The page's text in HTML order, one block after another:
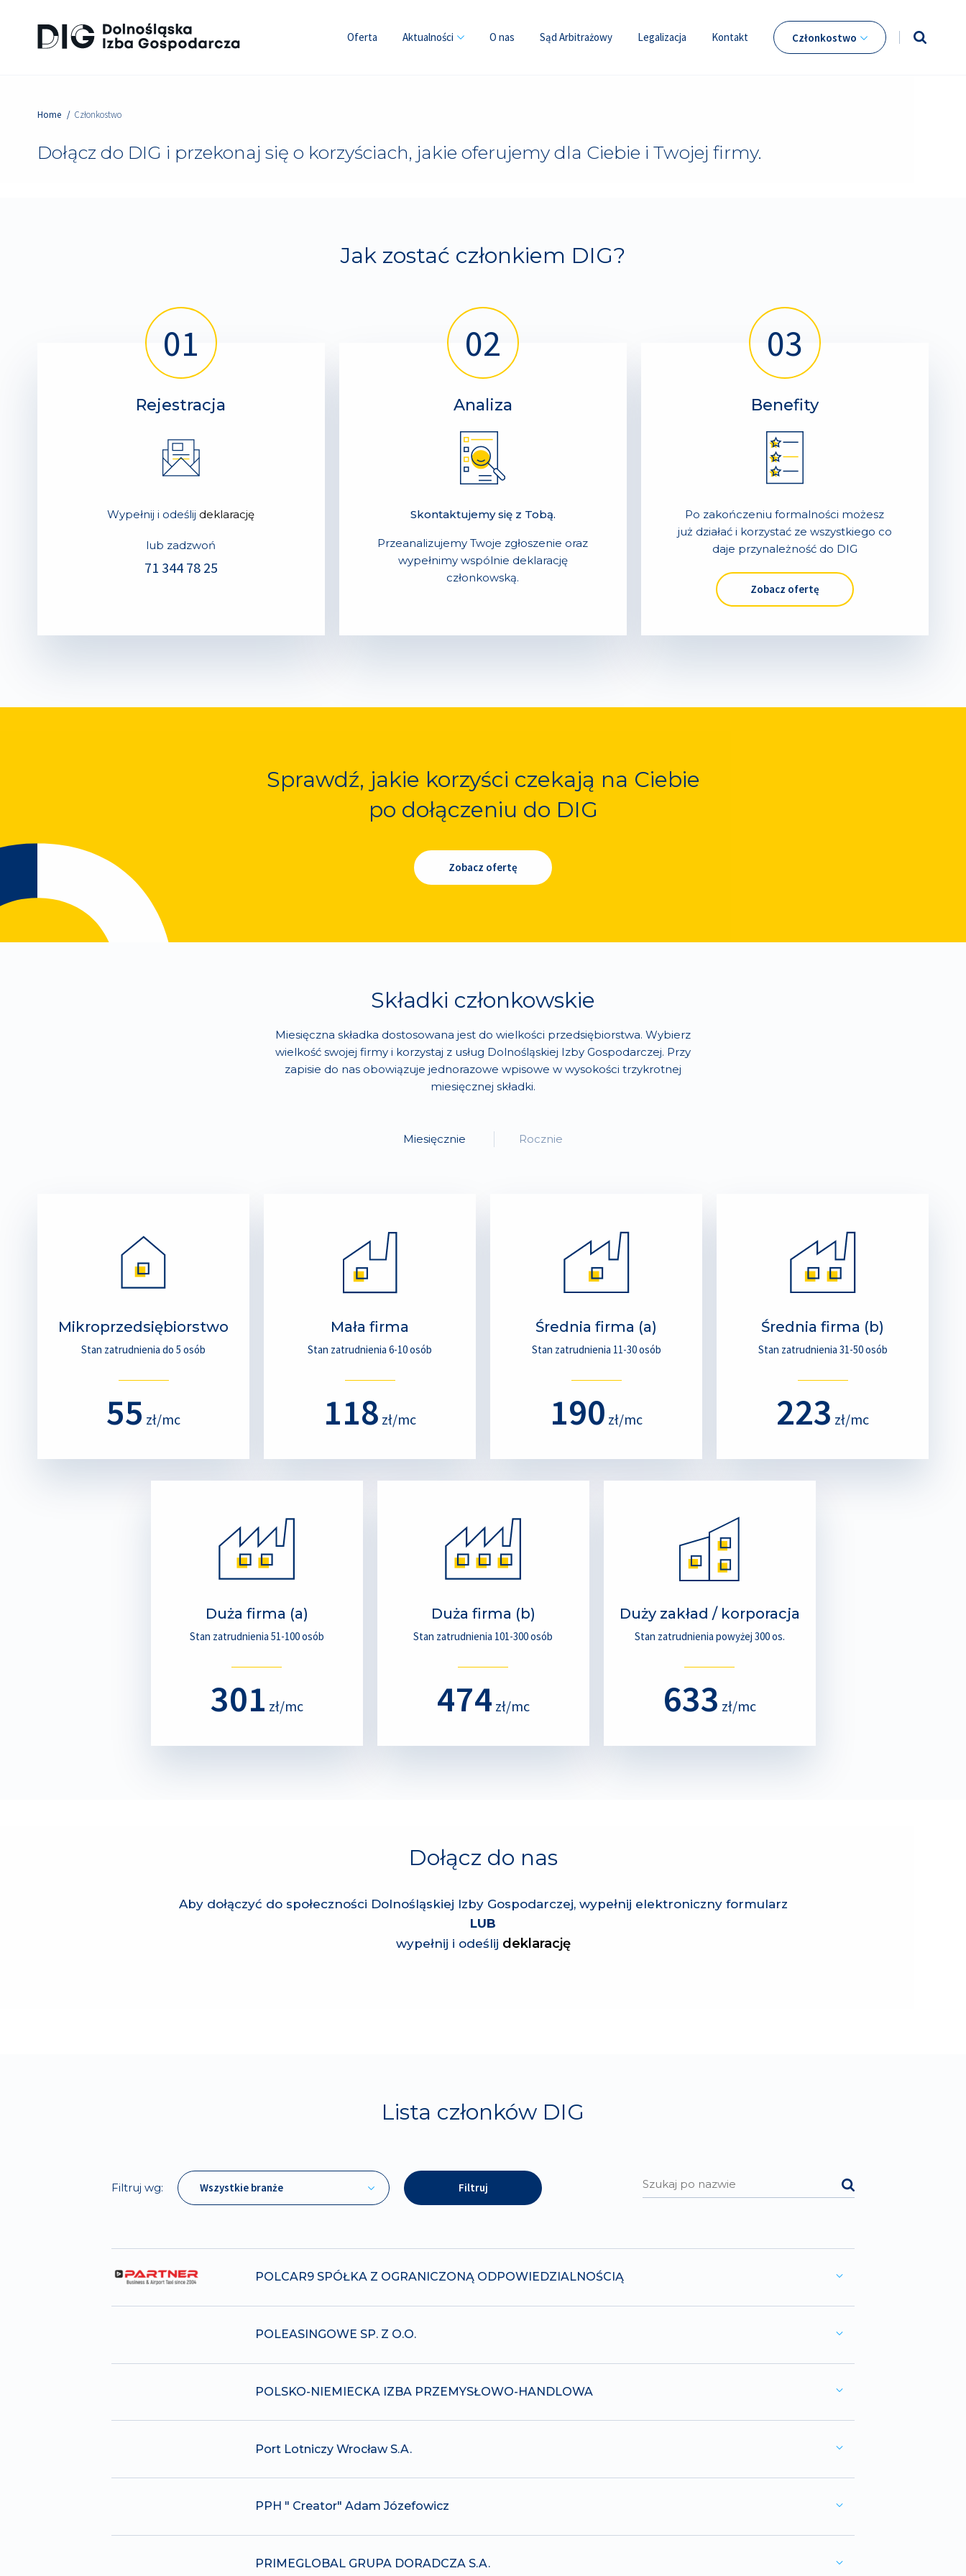
Oferta Aktualności O nas Sąd Arbitrażowy Legalizacja Kontakt Członkostwo
Home Członkostwo
Dołącz do DIG i przekonaj się o korzyściach, jakie oferujemy dla Ciebie i Twojej firmy.
Jak zostać członkiem DIG?
Rejestracja
Wypełnij i odeślij deklarację
lub zadzwoń
71 344 78 25
Analiza
Skontaktujemy się z Tobą.
Przeanalizujemy Twoje zgłoszenie oraz
wypełnimy wspólnie deklarację
członkowską.
Benefity
Po zakończeniu formalności możesz
już działać i korzystać ze wszystkiego co
daje przynależność do DIG
Zobacz ofertę
Sprawdź, jakie korzyści czekają na Ciebie
po dołączeniu do DIG
Zobacz ofertę
Składki członkowskie
Miesięczna składka dostosowana jest do wielkości przedsiębiorstwa. Wybierz
wielkość swojej firmy i korzystaj z usług Dolnośląskiej Izby Gospodarczej. Przy
zapisie do nas obowiązuje jednorazowe wpisowe w wysokości trzykrotnej
miesięcznej składki.
Miesięcznie Rocznie
Mikroprzedsiębiorstwo
Stan zatrudnienia do 5 osób
55 zł/mc
Mała firma
Stan zatrudnienia 6-10 osób
118 zł/mc
Średnia firma (a)
Stan zatrudnienia 11-30 osób
190 zł/mc
Średnia firma (b)
Stan zatrudnienia 31-50 osób
223 zł/mc
Duża firma (a)
Stan zatrudnienia 51-100 osób
301 zł/mc
Duża firma (b)
Stan zatrudnienia 101-300 osób
474 zł/mc
Duży zakład / korporacja
Stan zatrudnienia powyżej 300 os.
633 zł/mc
Dołącz do nas
Aby dołączyć do społeczności Dolnośląskiej Izby Gospodarczej, wypełnij elektroniczny formularz
LUB
wypełnij i odeślij deklarację
Lista członków DIG
Filtruj wg: Wszystkie branże Filtruj
POLCAR9 SPÓŁKA Z OGRANICZONĄ ODPOWIEDZIALNOŚCIĄ
POLEASINGOWE SP. Z O.O.
POLSKO-NIEMIECKA IZBA PRZEMYSŁOWO-HANDLOWA
Port Lotniczy Wrocław S.A.
PPH " Creator" Adam Józefowicz
PRIMEGLOBAL GRUPA DORADCZA S.A.